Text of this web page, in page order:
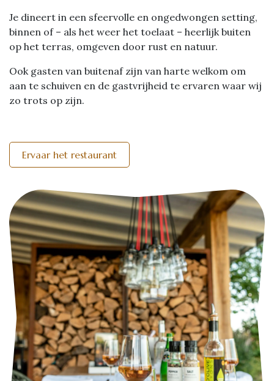
Je dineert in een sfeervolle en ongedwongen setting,
binnen of – als het weer het toelaat – heerlijk buiten
op het terras, omgeven door rust en natuur.
Ook gasten van buitenaf zijn van harte welkom om
aan te schuiven en de gastvrijheid te ervaren waar wij
zo trots op zijn.
Ervaar het restaurant